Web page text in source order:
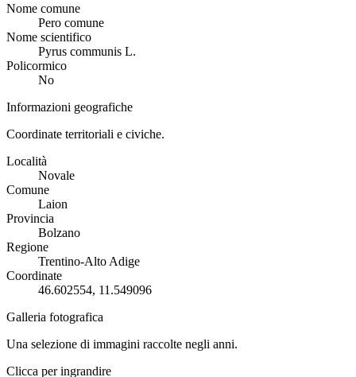
Nome comune
Pero comune
Nome scientifico
Pyrus communis L.
Policormico
No
Informazioni geografiche
Coordinate territoriali e civiche.
Località
Novale
Comune
Laion
Provincia
Bolzano
Regione
Trentino-Alto Adige
Coordinate
46.602554, 11.549096
Galleria fotografica
Una selezione di immagini raccolte negli anni.
Clicca per ingrandire